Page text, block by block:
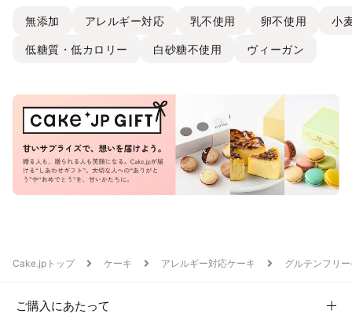
無添加 アレルギー対応 乳不使用 卵不使用 小
低糖質・低カロリー 白砂糖不使用 ヴィーガン
Cake.jpトップ ケーキ アレルギー対応ケーキ グルテンフリ
ご購入にあたって